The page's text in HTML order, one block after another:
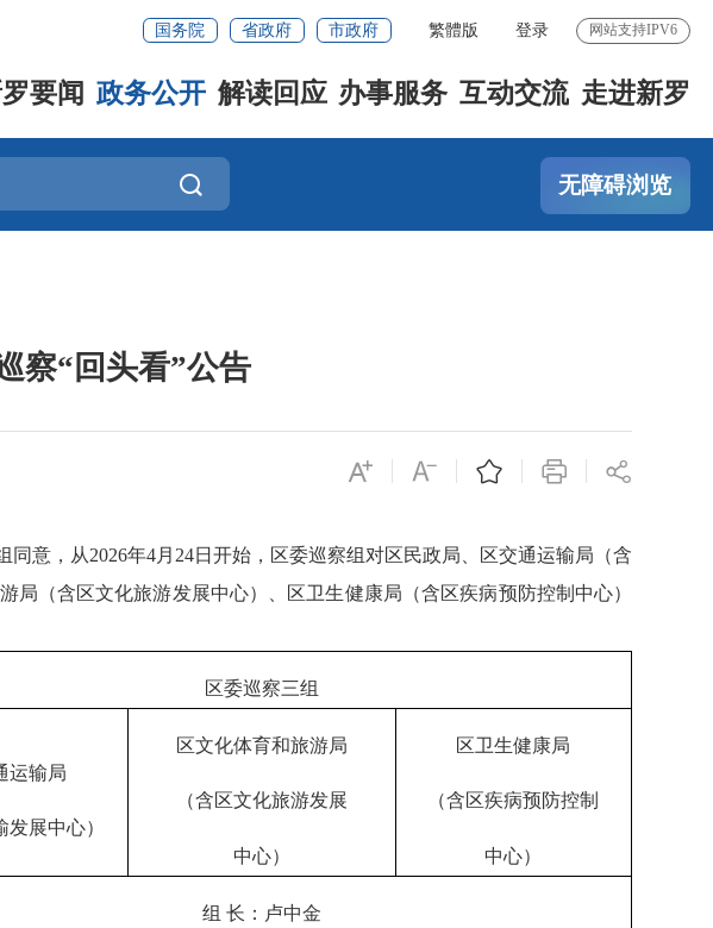
国务院 省政府 市政府 繁體版 登录 网站支持IPV6
要闻 政务公开 解读回应 办事服务 互动交流 走进新罗
无障碍浏览
察“回头看”公告
，从2026年4月24日开始，区委巡察组对区民政局、区交通运输局（含
（含区文化旅游发展中心）、区卫生健康局（含区疾病预防控制中心）
区委巡察三组
运输局
发展中心）
区文化体育和旅游局
（含区文化旅游发展
中心）
区卫生健康局
（含区疾病预防控制
中心）
组 长：卢中金